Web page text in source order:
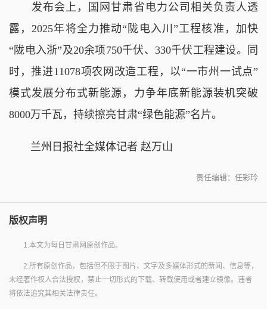
发布会上，国网甘肃省电力公司相关负责人透
露，2025年将全力推动“陇电入川”工程核准，加快
“陇电入浙”及20余项750千伏、330千伏工程建设。同
时，推进11078项农网改造工程，以“一市州一试点”
模式发展分布式新能源，力争年底新能源装机突破
8000万千瓦，持续擦亮甘肃“绿色能源”名片。
兰州日报社全媒体记者 赵万山
责任编辑：任彩玲
版权声明
1.本文为每日甘肃网原创作品。
2.所有原创作品，包括但不限于图片、文字及多媒体形式的新闻、信息等，
未经著作权人合法授权，禁止一切形式的下载、转载使用或者建立镜像。违者
将依法追究其相关法律责任。